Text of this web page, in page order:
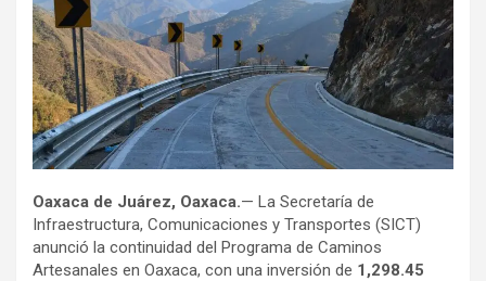
Oaxaca de Juárez, Oaxaca.— La Secretaría de
Infraestructura, Comunicaciones y Transportes (SICT)
anunció la continuidad del Programa de Caminos
Artesanales en Oaxaca, con una inversión de 1,298.45